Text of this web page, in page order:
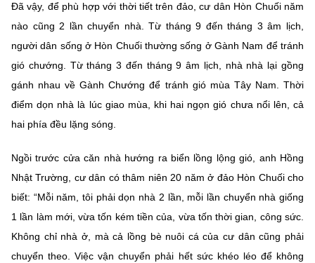
Đã vậy, để phù hợp với thời tiết trên đảo, cư dân Hòn Chuối năm
nào cũng 2 lần chuyển nhà. Từ tháng 9 đến tháng 3 âm lịch,
người dân sống ở Hòn Chuối thường sống ở Gành Nam để tránh
gió chướng. Từ tháng 3 đến tháng 9 âm lịch, nhà nhà lại gồng
gánh nhau về Gành Chướng để tránh gió mùa Tây Nam. Thời
điểm dọn nhà là lúc giao mùa, khi hai ngọn gió chưa nổi lên, cả
hai phía đều lặng sóng.
Ngồi trước cửa căn nhà hướng ra biển lồng lộng gió, anh Hồng
Nhật Trường, cư dân có thâm niên 20 năm ở đảo Hòn Chuối cho
biết: “Mỗi năm, tôi phải dọn nhà 2 lần, mỗi lần chuyển nhà giống
1 lần làm mới, vừa tốn kém tiền của, vừa tốn thời gian, công sức.
Không chỉ nhà ở, mà cả lồng bè nuôi cá của cư dân cũng phải
chuyển theo. Việc vận chuyển phải hết sức khéo léo để không